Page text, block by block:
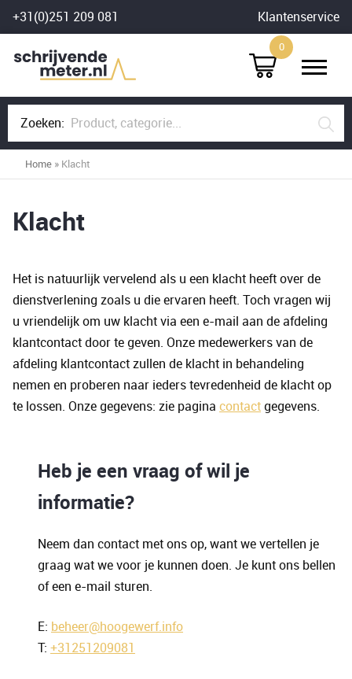
Skip
to
content
+31(0)251 209 081 Klantenservice
0
Zoeken:
Home » Klacht
Klacht
Het is natuurlijk vervelend als u een klacht heeft over de
dienstverlening zoals u die ervaren heeft. Toch vragen wij
u vriendelijk om uw klacht via een e-mail aan de afdeling
klantcontact door te geven. Onze medewerkers van de
afdeling klantcontact zullen de klacht in behandeling
nemen en proberen naar ieders tevredenheid de klacht op
te lossen. Onze gegevens: zie pagina contactgegevens.
Heb je een vraag of wil je
informatie?
Neem dan contact met ons op, want we vertellen je
graag wat we voor je kunnen doen. Je kunt ons bellen
of een e-mail sturen.
E: beheer@hoogewerf.info
T: +31251209081